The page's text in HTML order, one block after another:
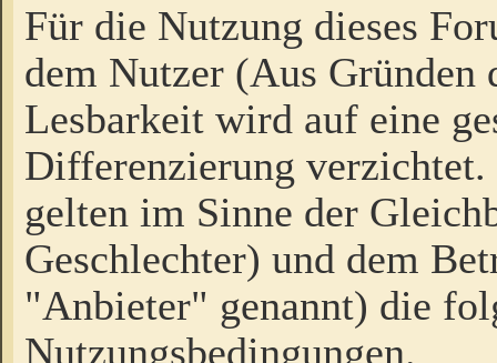
Für die Nutzung dieses
dem Nutzer (Aus Gründen
Lesbarkeit wird auf eine
Differenzierung
gelten im Sinne der
Geschlechter) und dem
"Anbieter" genannt) die
Nutzungsbedingungen.